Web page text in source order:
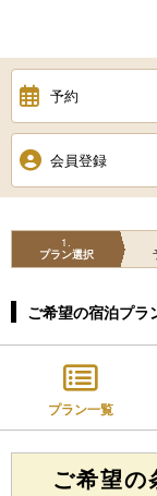
予約
会員登録
1
プラン選択
ご希望の宿泊プラ
プラン一覧
ご希望の